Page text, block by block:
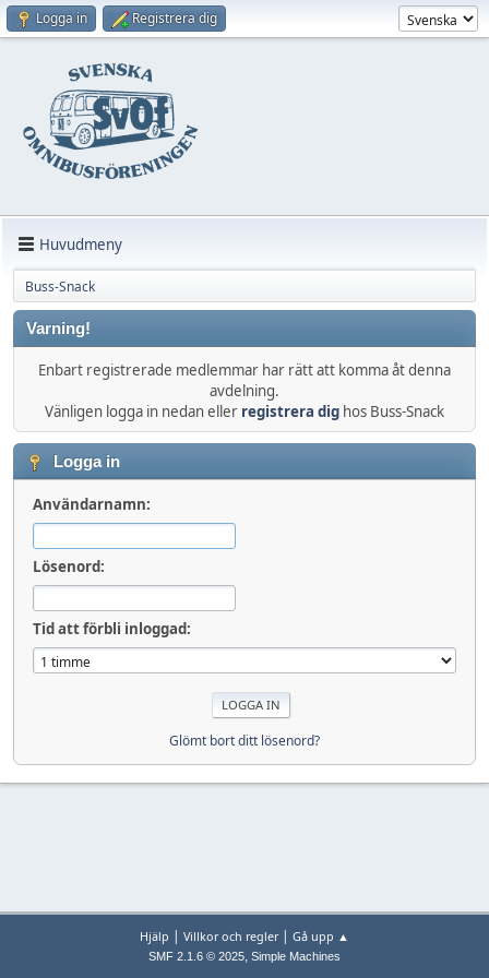
Logga in Registrera dig
Huvudmeny
Buss-Snack
Varning!
Enbart registrerade medlemmar har rätt att komma åt denna
avdelning.
Vänligen logga in nedan eller registrera dig hos Buss-Snack
Logga in
Användarnamn:
Lösenord:
Tid att förbli inloggad:
Glömt bort ditt lösenord?
Hjälp | Villkor och regler| Gå upp ▲
SMF 2.1.6 © 2025, Simple Machines